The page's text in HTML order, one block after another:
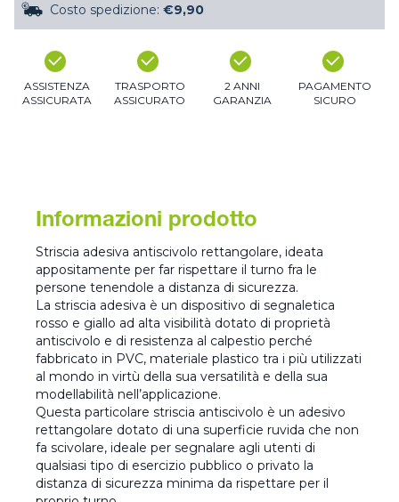
Costo spedizione: €9,90
ASSISTENZA
ASSICURATA
TRASPORTO
ASSICURATO
2 ANNI
GARANZIA
PAGAMENTO
SICURO
Informazioni prodotto
Striscia adesiva antiscivolo rettangolare, ideata
appositamente per far rispettare il turno fra le
persone tenendole a distanza di sicurezza.
La striscia adesiva è un dispositivo di segnaletica
rosso e giallo ad alta visibilità dotato di proprietà
antiscivolo e di resistenza al calpestio perché
fabbricato in PVC, materiale plastico tra i più utilizzati
al mondo in virtù della sua versatilità e della sua
modellabilità nell’applicazione.
Questa particolare striscia antiscivolo è un adesivo
rettangolare dotato di una superficie ruvida che non
fa scivolare, ideale per segnalare agli utenti di
qualsiasi tipo di esercizio pubblico o privato la
distanza di sicurezza minima da rispettare per il